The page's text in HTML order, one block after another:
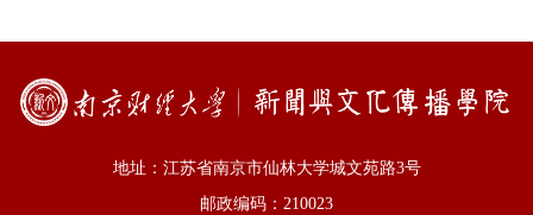
地址：江苏省南京市仙林大学城文苑路3号
邮政编码：210023